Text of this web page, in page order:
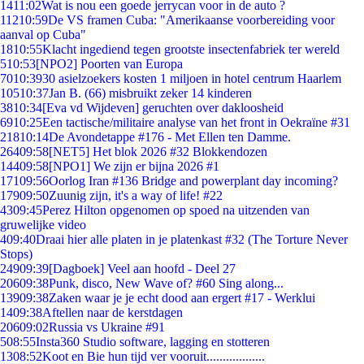
1411:02Wat is nou een goede jerrycan voor in de auto ?
11210:59De VS framen Cuba: "Amerikaanse voorbereiding voor
aanval op Cuba"
1810:55Klacht ingediend tegen grootste insectenfabriek ter wereld
510:53[NPO2] Poorten van Europa
7010:3930 asielzoekers kosten 1 miljoen in hotel centrum Haarlem
10510:37Jan B. (66) misbruikt zeker 14 kinderen
3810:34[Eva vd Wijdeven] geruchten over dakloosheid
6910:25Een tactische/militaire analyse van het front in Oekraïne #31
21810:14De Avondetappe #176 - Met Ellen ten Damme.
26409:58[NET5] Het blok 2026 #32 Blokkendozen
14409:58[NPO1] We zijn er bijna 2026 #1
17109:56Oorlog Iran #136 Bridge and powerplant day incoming?
17909:50Zuunig zijn, it's a way of life! #22
4309:45Perez Hilton opgenomen op spoed na uitzenden van
gruwelijke video
409:40Draai hier alle platen in je platenkast #32 (The Torture Never
Stops)
24909:39[Dagboek] Veel aan hoofd - Deel 27
20609:38Punk, disco, New Wave of? #60 Sing along...
13909:38Zaken waar je je echt dood aan ergert #17 - Werklui
1409:38Aftellen naar de kerstdagen
20609:02Russia vs Ukraine #91
508:55Insta360 Studio software, lagging en stotteren
1308:52Koot en Bie hun tijd ver vooruit..................